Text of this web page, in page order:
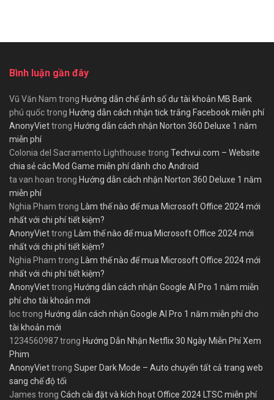
Bình luận gần đây
Vũ Văn Nam trong Hướng dẫn chế ảnh số dư tài khoản MB Bank
phú quốctrong Hướng dẫn cách nhận tick trắng Facebook miễn phí
AnonyViettrong Hướng dẫn cách nhận Norton 360 Deluxe 1 năm
miễn phí
Colonia del Sacramento Lighthouse trong Techvui.com – Website
chia sẻ các Mod Game miễn phí dành cho Android
ta van hoan trong Hướng dẫn cách nhận Norton 360 Deluxe 1 năm
miễn phí
Nghia Pham trong Làm thế nào để mua Microsoft Office 2024 mới
nhất với chi phí tiết kiệm?
AnonyViettrong Làm thế nào để mua Microsoft Office 2024 mới
nhất với chi phí tiết kiệm?
Nghia Pham trong Làm thế nào để mua Microsoft Office 2024 mới
nhất với chi phí tiết kiệm?
AnonyViettrong Hướng dẫn cách nhận Google AI Pro 1 năm miễn
phí cho tài khoản mới
loctrong Hướng dẫn cách nhận Google AI Pro 1 năm miễn phí cho
tài khoản mới
1234560987trong Hướng Dẫn Nhận Netflix 30 Ngày Miễn Phí Xem
Phim
AnonyViettrong Super Dark Mode – Auto chuyển tất cả trang web
sang chế độ tối
James trong Cách cài đặt và kích hoạt Office 2024 LTSC miễn phí